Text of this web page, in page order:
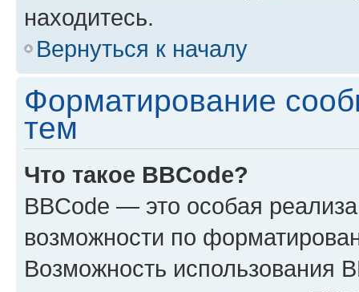
находитесь.
Вернуться к началу
Форматирование
тем
Что такое BBCode?
BBCode — это особая
возможности по
Возможность использования